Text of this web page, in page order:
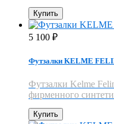
Купить
5 100 ₽
Футзалки KELME
Футзалки Kelme
фирменного
Купить